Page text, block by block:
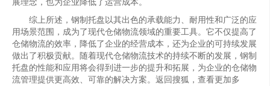
展理念，也为企业降低了运营成本。
综上所述，钢制托盘以其出色的承载能力、耐用性和广泛的应
用场景范围，成为了现代仓储物流领域的重要工具。它不仅提高了
仓储物流的效率，降低了企业的经营成本，还为企业的可持续发展
做出了积极贡献。随着现代仓储物流技术的持续不断的发展，钢制
托盘的性能和应用将会得到进一步的提升和拓展，为企业的仓储物
流管理提供更高效、可靠的解决方案。返回搜狐，查看更加多